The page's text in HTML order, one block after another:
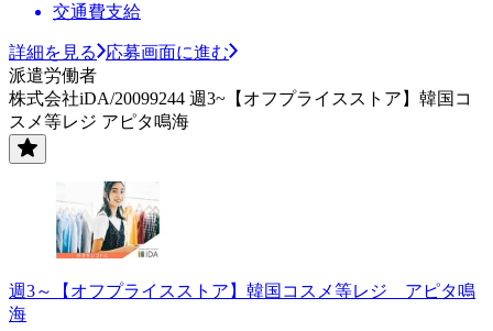
交通費支給
詳細を見る
応募画面に進む
派遣労働者
株式会社iDA/20099244 週3~【オフプライスストア】韓国コ
スメ等レジ アピタ鳴海
週3～【オフプライスストア】韓国コスメ等レジ アピタ鳴
海